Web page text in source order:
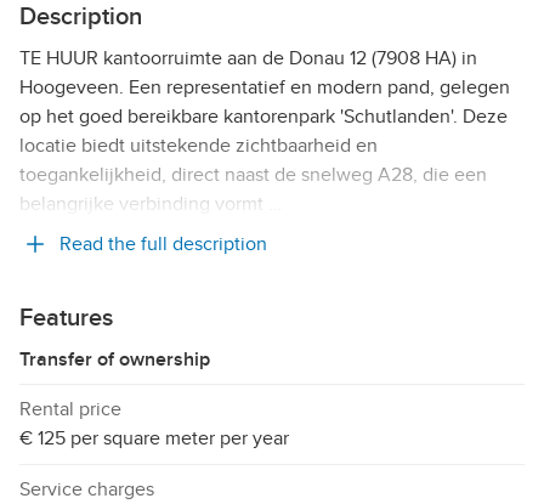
Description
TE HUUR kantoorruimte aan de Donau 12 (7908 HA) in
Hoogeveen. Een representatief en modern pand, gelegen
op het goed bereikbare kantorenpark 'Schutlanden'. Deze
locatie biedt uitstekende zichtbaarheid en
toegankelijkheid, direct naast de snelweg A28, die een
belangrijke verbinding vormt …
Read the full description
Features
Transfer of ownership
Rental price
€ 125 per square meter per year
Service charges